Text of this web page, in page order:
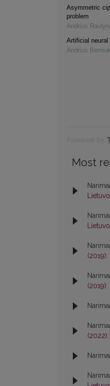
Asymmetric
problem
Andrius
Artificial neural
Andrius
Most